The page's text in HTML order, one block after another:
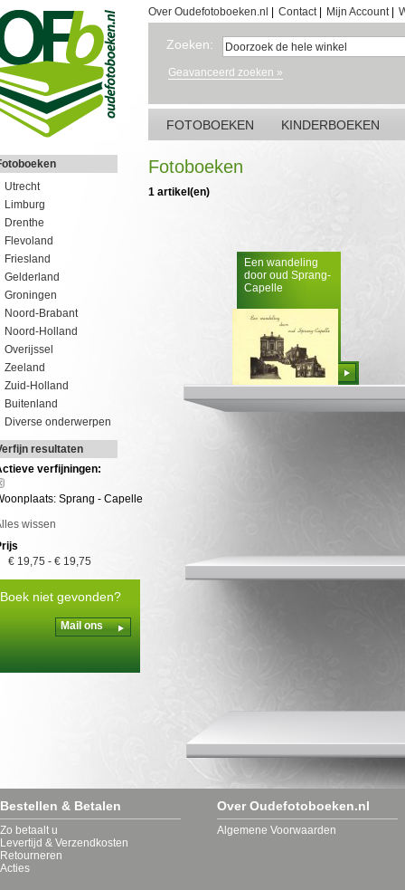
Over Oudefotoboeken.nl Contact| Mijn Account|
Zoeken:
Geavanceerd zoeken »
FOTOBOEKEN KINDERBOEKEN
Utrecht
Limburg
Drenthe
Flevoland
Friesland
Gelderland
Groningen
Noord-Brabant
Noord-Holland
Overijssel
Zeeland
Zuid-Holland
Buitenland
Diverse onderwerpen
resultaten
verfijningen:
Sprang - Capelle
wissen
€ 19,75 - € 19,75
Boek niet gevonden?
Mail ons
Fotoboeken
1 artikel(en)
Een wandeling
door oud Sprang-
Capelle
Bestellen
Bestellen & Betalen
Zo betaalt u
Levertijd & Verzendkosten
Retourneren
Acties
Over Oudefotoboeken.nl
Algemene Voorwaarden